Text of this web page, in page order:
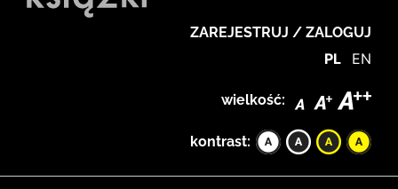
ZAREJESTRUJ / ZALOGUJ
PL EN
wielkość:
kontrast: